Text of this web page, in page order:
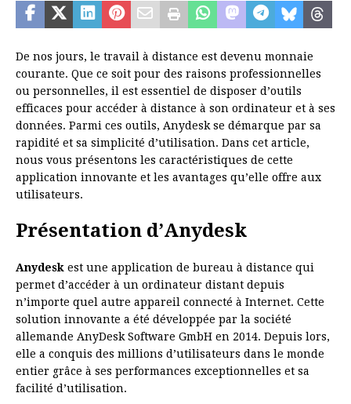
De nos jours, le travail à distance est devenu monnaie
courante. Que ce soit pour des raisons professionnelles
ou personnelles, il est essentiel de disposer d’outils
efficaces pour accéder à distance à son ordinateur et à ses
données. Parmi ces outils, Anydesk se démarque par sa
rapidité et sa simplicité d’utilisation. Dans cet article,
nous vous présentons les caractéristiques de cette
application innovante et les avantages qu’elle offre aux
utilisateurs.
Présentation d’Anydesk
Anydesk est une application de bureau à distance qui
permet d’accéder à un ordinateur distant depuis
n’importe quel autre appareil connecté à Internet. Cette
solution innovante a été développée par la société
allemande AnyDesk Software GmbH en 2014. Depuis lors,
elle a conquis des millions d’utilisateurs dans le monde
entier grâce à ses performances exceptionnelles et sa
facilité d’utilisation.